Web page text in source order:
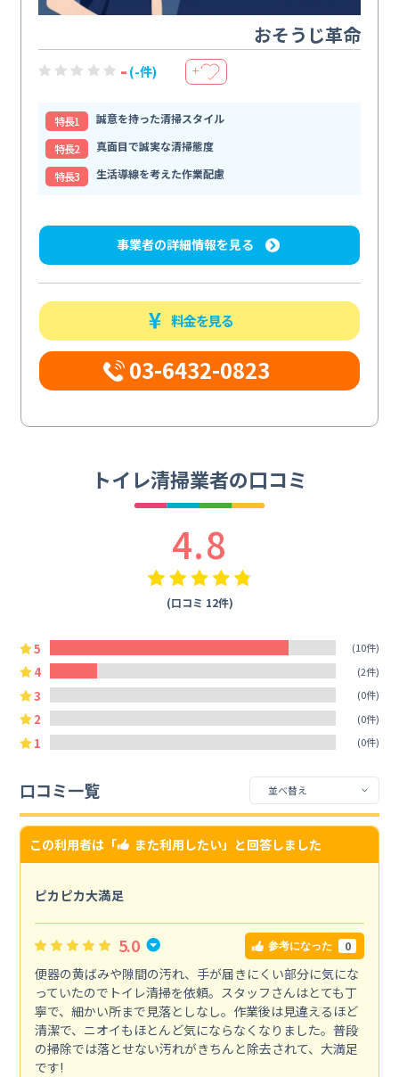
おそうじ革命
- (-件) ＋
特⻑1
誠意を持った清掃スタイル
特⻑2
真面目で誠実な清掃態度
特⻑3
生活導線を考えた作業配慮
事業者の詳細情報を見る
料金を見る
03-6432-0823
トイレ清掃業者の口コミ
4.8
(口コミ 12件)
5 (10件)
4 (2件)
3 (0件)
2 (0件)
1 (0件)
口コミ一覧
この利用者は「 また利用したい」と回答しました
ピカピカ大満足
5.0 参考になった 0
便器の黄ばみや隙間の汚れ、手が届きにくい部分に気にな
っていたのでトイレ清掃を依頼。スタッフさんはとても丁
寧で、細かい所まで見落としなし。作業後は見違えるほど
清潔で、ニオイもほとんど気にならなくなりました。普段
の掃除では落とせない汚れがきちんと除去されて、大満足
です!